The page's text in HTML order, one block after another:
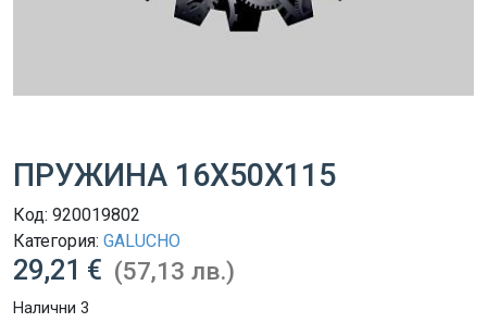
ПРУЖИНА 16X50X115
Код: 920019802
Категория: GALUCHO
29,21 € (57,13 лв.)
Налични 3